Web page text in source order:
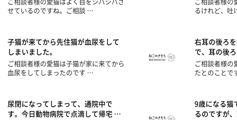
せているのですね。ご相談 …
るけれど、
子猫が来てから先住猫が血尿をして
しまいました。
ご相談者様の愛猫は子猫が家に来てから
血尿をしてしまったのです …
右耳の後ろ
で、耳の後
ご相談者様の
たとのこと
尿閉になってしまって、通院中で
す。今日動物病院で点滴して帰宅 …
9歳になる猫
るのですが